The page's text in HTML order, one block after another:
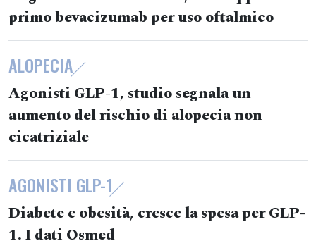
primo bevacizumab per uso oftalmico
ALOPECIA
Agonisti GLP-1, studio segnala un
aumento del rischio di alopecia non
cicatriziale
AGONISTI GLP-1
Diabete e obesità, cresce la spesa per GLP-
1. I dati Osmed